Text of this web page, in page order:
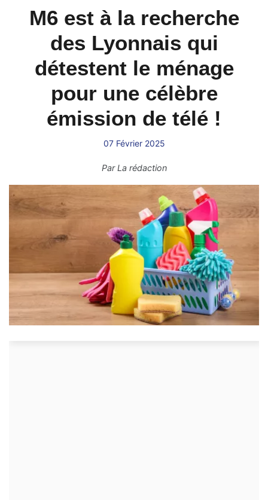
M6 est à la recherche
des Lyonnais qui
détestent le ménage
pour une célèbre
émission de télé !
07 Février 2025
ParLa rédaction